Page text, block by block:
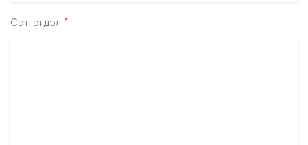
Сэтгэгдэл *